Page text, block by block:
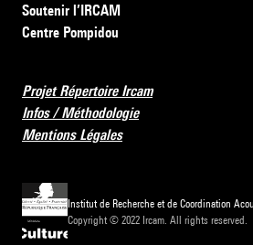
Soutenir l’IRCAM
Centre Pompidou
Projet Répertoire Ircam
Infos / Méthodologie
Mentions Légales
Institut de Recherche et de Coordination
Copyright © 2022 Ircam. All rights reserved.